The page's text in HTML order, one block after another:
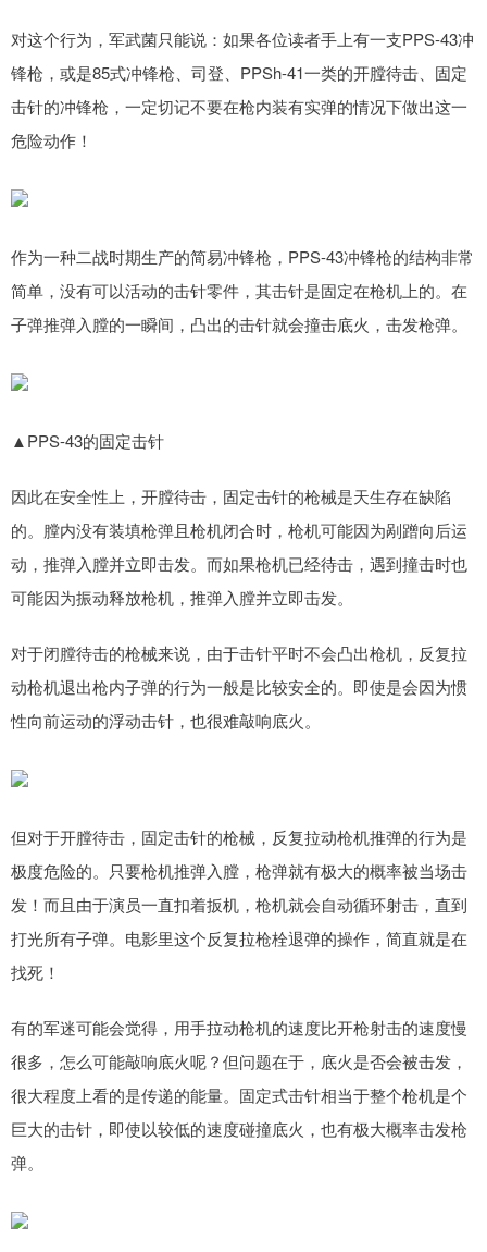
对这个行为，军武菌只能说：如果各位读者手上有一支PPS-43冲
锋枪，或是85式冲锋枪、司登、PPSh-41一类的开膛待击、固定
击针的冲锋枪，一定切记不要在枪内装有实弹的情况下做出这一
危险动作！
作为一种二战时期生产的简易冲锋枪，PPS-43冲锋枪的结构非常
简单，没有可以活动的击针零件，其击针是固定在枪机上的。在
子弹推弹入膛的一瞬间，凸出的击针就会撞击底火，击发枪弹。
▲PPS-43的固定击针
因此在安全性上，开膛待击，固定击针的枪械是天生存在缺陷
的。膛内没有装填枪弹且枪机闭合时，枪机可能因为剐蹭向后运
动，推弹入膛并立即击发。而如果枪机已经待击，遇到撞击时也
可能因为振动释放枪机，推弹入膛并立即击发。
对于闭膛待击的枪械来说，由于击针平时不会凸出枪机，反复拉
动枪机退出枪内子弹的行为一般是比较安全的。即使是会因为惯
性向前运动的浮动击针，也很难敲响底火。
但对于开膛待击，固定击针的枪械，反复拉动枪机推弹的行为是
极度危险的。只要枪机推弹入膛，枪弹就有极大的概率被当场击
发！而且由于演员一直扣着扳机，枪机就会自动循环射击，直到
打光所有子弹。电影里这个反复拉枪栓退弹的操作，简直就是在
找死！
有的军迷可能会觉得，用手拉动枪机的速度比开枪射击的速度慢
很多，怎么可能敲响底火呢？但问题在于，底火是否会被击发，
很大程度上看的是传递的能量。固定式击针相当于整个枪机是个
巨大的击针，即使以较低的速度碰撞底火，也有极大概率击发枪
弹。